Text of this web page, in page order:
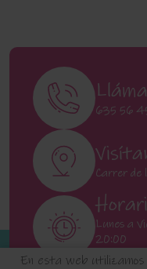
En esta web utilizamos
635 56
Carrer de
Lunes a
20:00
Sábados